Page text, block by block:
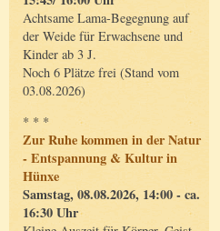
Achtsame Lama-Begegnung auf
der Weide für Erwachsene und
Kinder ab 3 J.
Noch 6 Plätze frei (Stand vom
03.08.2026)
* * *
Zur Ruhe kommen in der Natur
- Entspannung & Kultur in
Hünxe
Samstag, 08.08.2026, 14:00 - ca.
16:30 Uhr